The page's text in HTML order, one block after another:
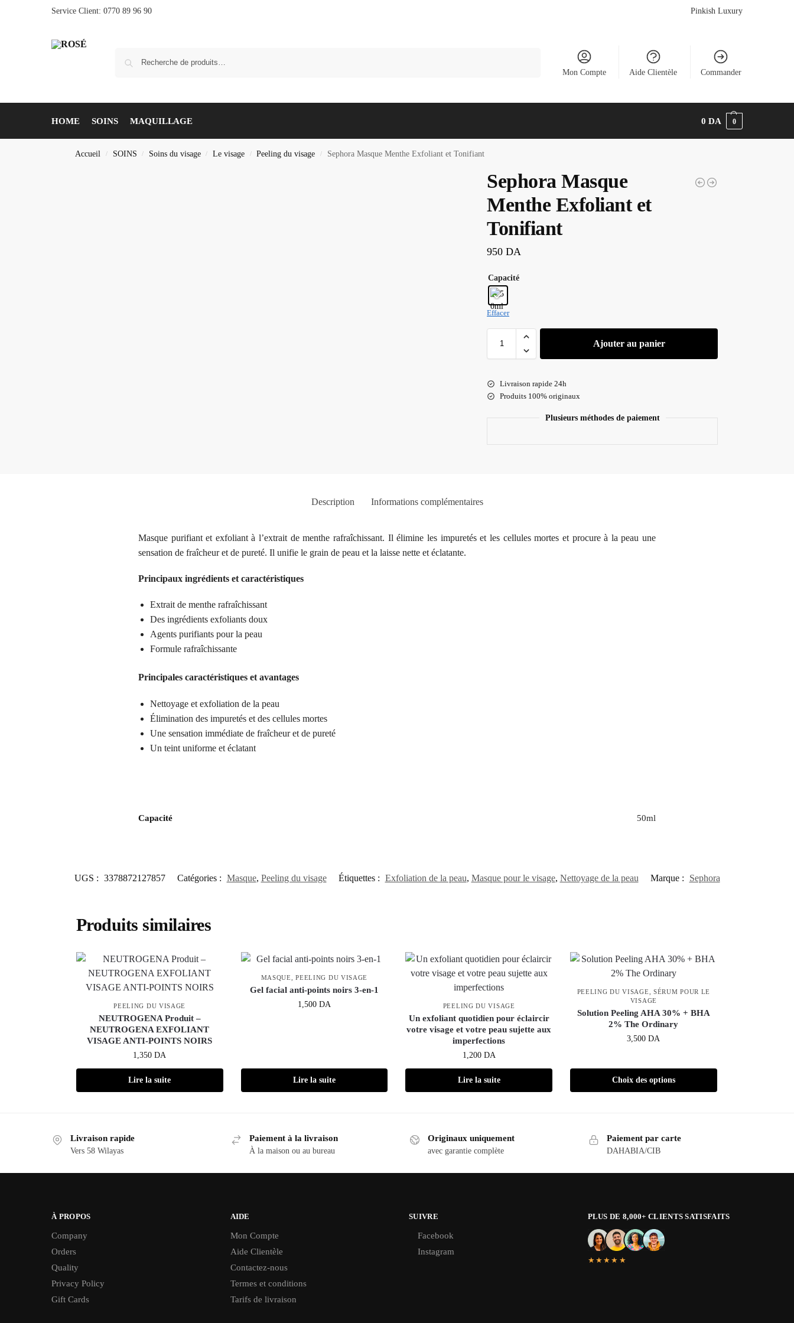
Service Client: 0770 89 96 90 Pinkish Luxury
Mon Compte Aide Clientèle Commander
HOME SOINS MAQUILLAGE 0DA 0
Accueil / SOINS / Soins du visage / Le visage / Peeling du visage / Sephora Masque Menthe Exfoliant et Tonifiant
Sephora Masque
Menthe Exfoliant et
Tonifiant
950DA
Capacité
Effacer
Ajouter au panier
Livraison rapide 24h
Produits 100% originaux
Plusieurs méthodes de paiement
Description Informations complémentaires
Masque purifiant et exfoliant à l’extrait de menthe rafraîchissant. Il élimine les impuretés et les cellules mortes et procure à la peau une
sensation de fraîcheur et de pureté. Il unifie le grain de peau et la laisse nette et éclatante.
Principaux ingrédients et caractéristiques
Extrait de menthe rafraîchissant
Des ingrédients exfoliants doux
Agents purifiants pour la peau
Formule rafraîchissante
Principales caractéristiques et avantages
Nettoyage et exfoliation de la peau
Élimination des impuretés et des cellules mortes
Une sensation immédiate de fraîcheur et de pureté
Un teint uniforme et éclatant
Capacité 50ml
UGS : 3378872127857 Catégories : Masque, Peeling du visage Étiquettes : Exfoliation de la peau, Masque pour le visage, Nettoyage de la peau Marque : Sephora
Produits similaires
PEELING DU VISAGE
NEUTROGENA Produit –
NEUTROGENA EXFOLIANT
VISAGE ANTI-POINTS NOIRS
1,350DA
Lire la suite
MASQUE ,PEELING DU VISAGE
Gel facial anti-points noirs 3-en-1
1,500 DA
Lire la suite
PEELING DU VISAGE
Un exfoliant quotidien pour éclaircir
votre visage et votre peau sujette aux
imperfections
1,200 DA
Lire la suite
PEELING DU VISAGE
SÉRUM POUR LE
VISAGE
Solution Peeling AHA 30% + BHA
2% The Ordinary
3,500DA
Choix des options
Livraison rapide
Vers 58 Wilayas
Paiement à la livraison
À la maison ou au bureau
Originaux uniquement
avec garantie complète
Paiement par carte
DAHABIA/CIB
À PROPOS
Company
Orders
Quality
Privacy Policy
Gift Cards
AIDE
Mon Compte
Aide Clientèle
Contactez-nous
Termes et conditions
Tarifs de livraison
SUIVRE
Facebook
Instagram
PLUS DE 8,000+ CLIENTS SATISFAITS
★★★★★